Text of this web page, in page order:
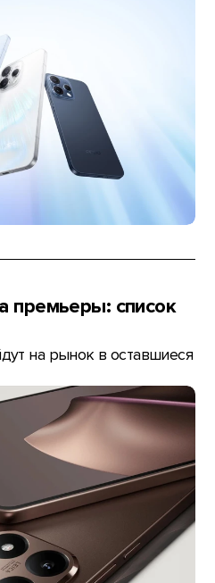
премьеры: список
на рынок в оставшиеся